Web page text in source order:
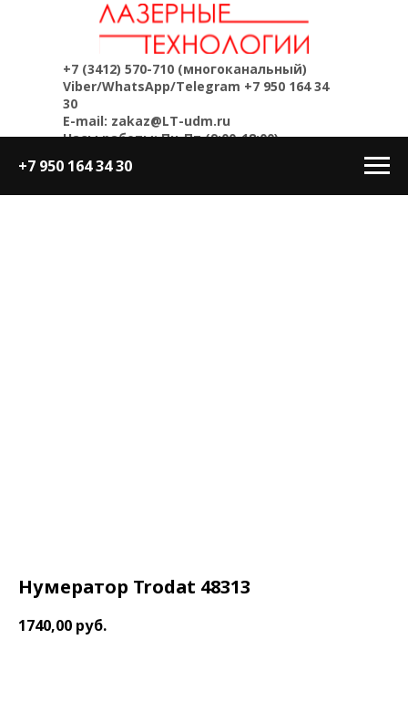
+7 (3412) 570-710 (многоканальный)
Viber/WhatsApp/Telegram +7 950 164 34
30
E-mail: zakaz@LT-udm.ru
Часы работы: Пн-Пт (9:00-18:00)
+7 950 164 34 30
Нумератор Trodat 48313
1740,00 руб.